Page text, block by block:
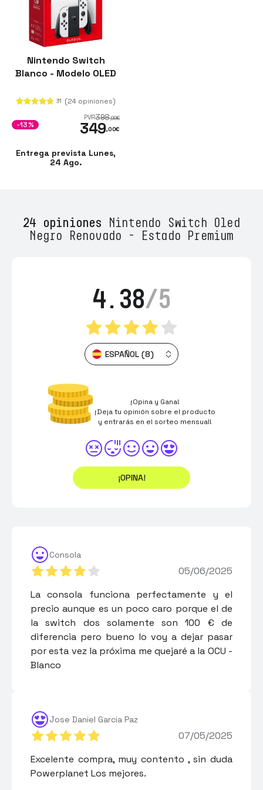
Nintendo Switch
Blanco - Modelo OLED
31 (24 opiniones)
PVR398,99€
349,00€
-13%
Entrega prevista Lunes,
24 Ago.
24 opiniones Nintendo Switch Oled
Negro Renovado - Estado Premium
4.38/5
ESPAÑOL (8)
¡Opina y Gana!
¡Deja tu opinión sobre el producto
y entrarás en el sorteo mensual!
¡OPINA!
Consola
05/06/2025
La consola funciona perfectamente y el
precio aunque es un poco caro porque el de
la switch dos solamente son 100 € de
diferencia pero bueno lo voy a dejar pasar
por esta vez la próxima me quejaré a la OCU -
Blanco
Jose Daniel Garcia Paz
07/05/2025
Excelente compra, muy contento , sin duda
Powerplanet Los mejores.